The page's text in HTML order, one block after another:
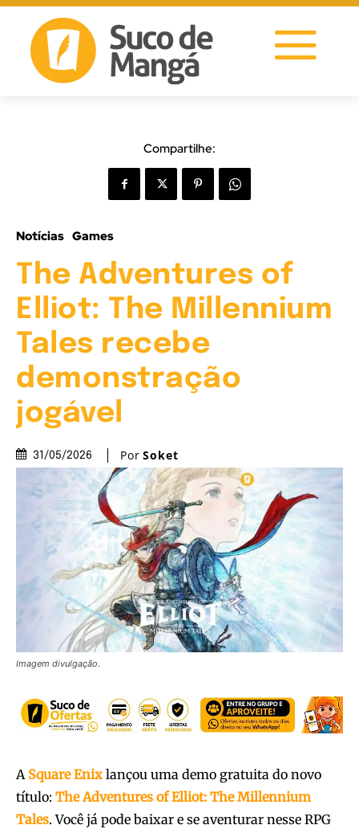
Compartilhe:
Notícias Games
The Adventures of
Elliot: The Millennium
Tales recebe
demonstração
jogável
31/05/2026 Por Soket
Imagem divulgação.
A Square Enix lançou uma demo gratuita do novo
título: The Adventures of Elliot: The Millennium
Tales. Você já pode baixar e se aventurar nesse RPG